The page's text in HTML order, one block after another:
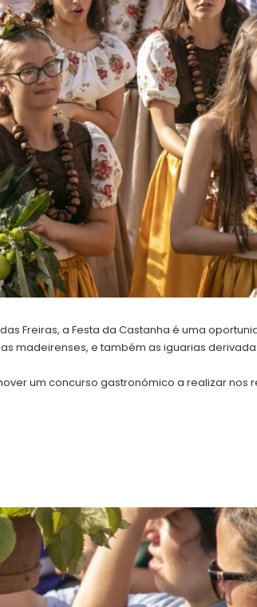
Freiras, a Festa da Castanha é uma
madeirenses, e também as iguarias
um concurso gastronómico a realizar nos